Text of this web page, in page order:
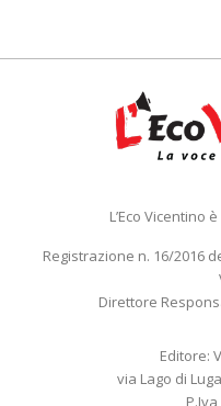
L’Eco Vicentino
Registrazione n. 16/2016
Direttore
Editore:
via Lago di